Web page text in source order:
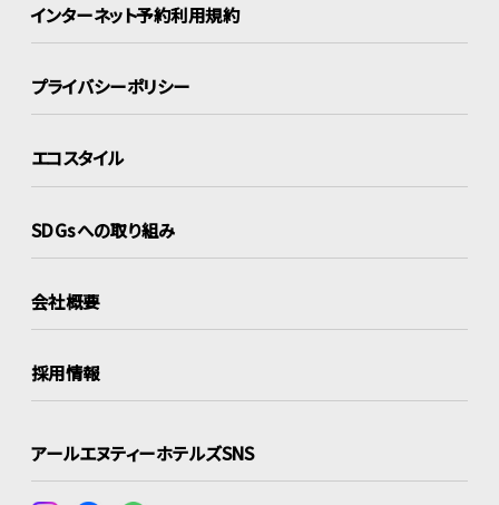
インターネット予約利用規約
プライバシーポリシー
エコスタイル
SDGsへの取り組み
会社概要
採用情報
アールエヌティーホテルズSNS